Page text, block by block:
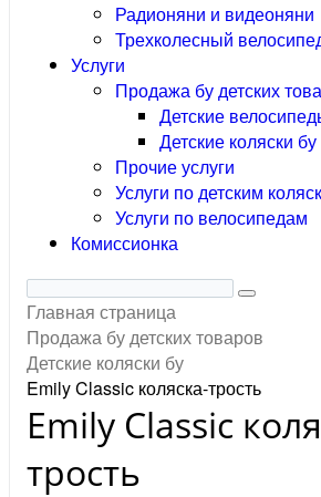
Радионяни и видеоняни
Трехколесный
Услуги
Продажа бу детских
Детские
Детские коляски бу
Прочие услуги
Услуги по детским
Услуги по велосипедам
Комиссионка
Главная страница
Продажа бу детских товаров
Детские коляски бу
Emily Classic коляска-трость
Emily Classic
трость